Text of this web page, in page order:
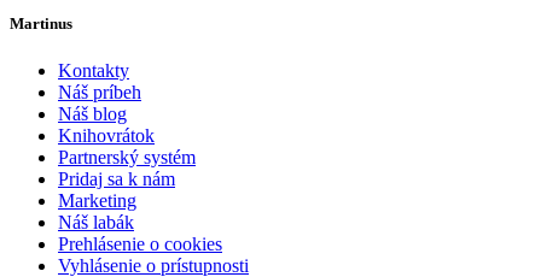
Martinus
Kontakty
Náš príbeh
Náš blog
Knihovrátok
Partnerský systém
Pridaj sa k nám
Marketing
Náš labák
Prehlásenie o cookies
Vyhlásenie o prístupnosti